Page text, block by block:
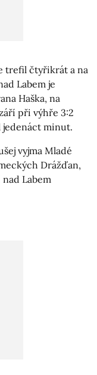
trefil čtyřikrát a na
Labem je
Haška, na
při výhře 3:2
jedenáct minut.
vyjma Mladé
Drážďan,
Labem